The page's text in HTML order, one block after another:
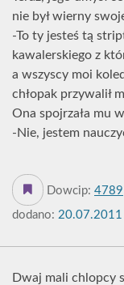
nie był wierny
-To ty jesteś tą
kawalerskiego z
a wszyscy moi
chłopak przywalił
Ona spojrzała mu
-Nie, jestem
Dowcip: 4789
dodano: 20.07.2011
Dwaj mali chlopcy